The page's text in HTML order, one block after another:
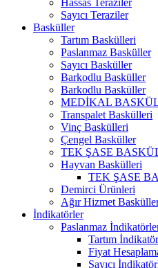
Hassas Teraziler
Sayıcı Teraziler
Basküller
Tartım Baskülleri
Paslanmaz Basküller
Sayıcı Basküller
Barkodlu Basküller
Barkodlu Basküller
MEDİKAL
Transpalet Baskülleri
Vinç Baskülleri
Çengel Basküller
TEK ŞASE
Hayvan Baskülleri
TEK ŞASE
Demirci Ürünleri
Ağır Hizmet
İndikatörler
Paslanmaz
Tartım
Fiyat
Sayıcı